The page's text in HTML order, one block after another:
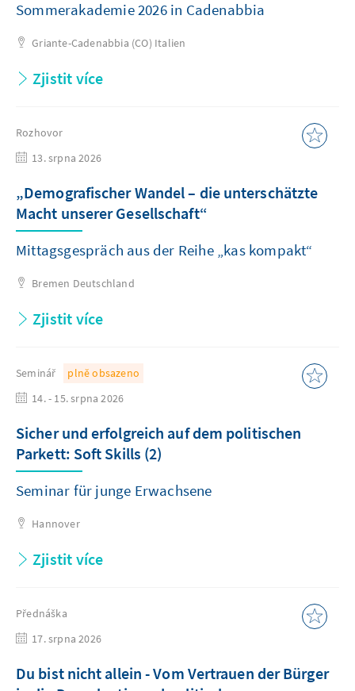
Sommerakademie 2026 in Cadenabbia
Griante-Cadenabbia (CO) Italien
Zjistit více
Rozhovor
13. srpna 2026
„Demografischer Wandel – die unterschätzte
Macht unserer Gesellschaft“
Mittagsgespräch aus der Reihe „kas kompakt“
Bremen Deutschland
Zjistit více
Seminář
plně obsazeno
14. - 15. srpna 2026
Sicher und erfolgreich auf dem politischen
Parkett: Soft Skills (2)
Seminar für junge Erwachsene
Hannover
Zjistit více
Přednáška
17. srpna 2026
Du bist nicht allein - Vom Vertrauen der Bürger